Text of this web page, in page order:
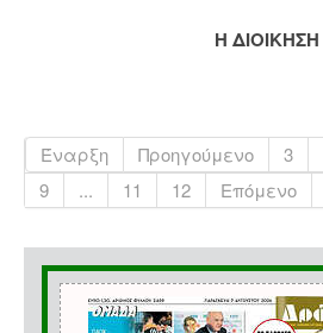
Η ΔΙΟΙΚΗΣΗ
Έναρξη Προηγούμενο 3
9
... 11 12 Επόμενο